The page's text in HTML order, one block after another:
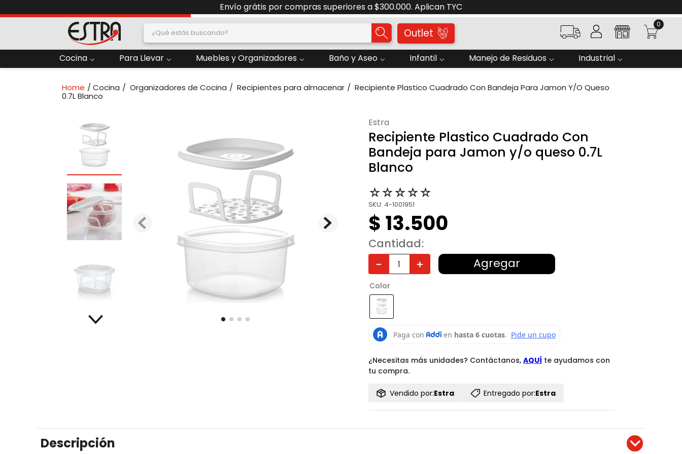
Envío grátis por compras superiores a $300.000. Aplican TYC
¿Qué estás buscando?
Outlet
0
Cocina Para Llevar Muebles y Organizadores Baño y Aseo Infantil Manejo de Residuos Industrial
Cocina Organizadores de Cocina Recipientes para almacenar
Recipiente Plastico Cuadrado Con Bandeja Para Jamon Y/o Queso
0.7L Blanco
estra
Recipiente Plastico Cuadrado Con
Bandeja para Jamon y/o queso 0.7L
Blanco
☆☆☆☆☆
SKU: 4-1001951
$ 13.500
Cantidad
＋
－ Agregar
Color
¿Necesitas más unidades? Contáctanos, AQUÍ te ayudamos con
tu compra.
Vendido por:Estra Entregado por:Estra
Descripción
4. Papelera
8. Contenedor
Locker